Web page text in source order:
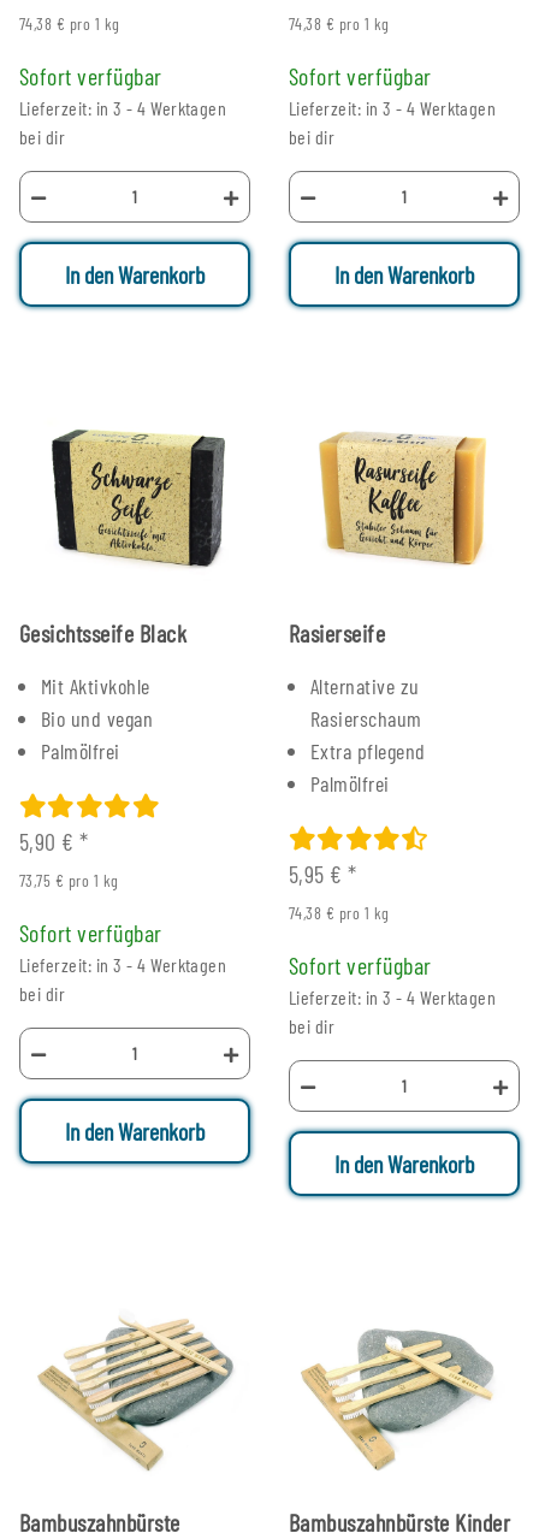
74,38 € pro 1 kg
Sofort verfügbar
Lieferzeit: in 3 - 4 Werktagen
bei dir
In den Warenkorb
74,38 € pro 1 kg
Sofort verfügbar
Lieferzeit: in 3 - 4 Werktagen
bei dir
In den Warenkorb
Gesichtsseife Black
Mit Aktivkohle
Bio und vegan
Palmölfrei
5,90 €*
73,75 € pro 1 kg
Sofort verfügbar
Lieferzeit: in 3 - 4 Werktagen
bei dir
In den Warenkorb
Rasierseife
Alternative zu
Rasierschaum
Extra pflegend
Palmölfrei
5,95 €*
74,38 € pro 1 kg
Sofort verfügbar
Lieferzeit: in 3 - 4 Werktagen
bei dir
In den Warenkorb
Bambuszahnbürste Bambuszahnbürste Kinder